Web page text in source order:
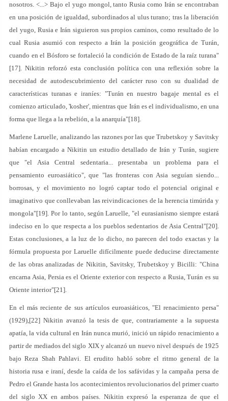
nosotros. <...> Bajo el yugo mongol, tanto Rusia como Irán se encontraban
en una posición de igualdad, subordinados al ulus turano; tras la liberación
del yugo, Rusia e Irán siguieron sus propios caminos, como resultado de lo
cual Rusia asumió con respecto a Irán la posición geográfica de Turán,
cuando en el Bósforo se fortaleció la condición de Estado de la raíz turana"
[17]. Nikitin reforzó esta conclusión política con una reflexión sobre la
necesidad de autodescubrimiento del carácter ruso con su dualidad de
características turanas e iraníes: "Turán en nuestro bagaje mental es el
comienzo articulado, 'kosher', mientras que Irán es el individualismo, en una
forma que llega a la rebelión, a la anarquía"[18].
Marlene Laruelle, analizando las razones por las que Trubetskoy y Savitsky
habían encargado a Nikitin un estudio detallado de Irán y Turán, sugiere
que "el Asia Central sedentaria... presentaba un problema para el
pensamiento euroasiático", que "las fronteras con Asia seguían siendo...
borrosas, y el movimiento no logró captar todo el potencial original e
imaginativo que conllevaban las reivindicaciones de la herencia timúrida y
mongola"[19]. Por lo tanto, según Laruelle, "el eurasianismo siempre estará
indeciso en lo que respecta a los pueblos sedentarios de Asia Central"[20].
Estas conclusiones, a la luz de lo dicho, no parecen del todo exactas y la
fórmula propuesta por Laruelle difícilmente puede deducirse directamente
de las obras analizadas de Nikitin, Savitsky, Trubetskoy y Bicilli: "China
encarna Asia, Persia es el Oriente exterior con respecto a Rusia, Turán es su
Oriente interior"[21].
En el más reciente de sus artículos euroasiáticos, "El renacimiento persa"
(1929),[22] Nikitin avanzó la tesis de que, contrariamente a la supuesta
apatía, la vida cultural en Irán nunca murió, inició un rápido renacimiento a
partir de mediados del siglo XIX y alcanzó un nuevo nivel después de 1925
bajo Reza Shah Pahlavi. El erudito habló sobre el ritmo general de la
historia rusa e iraní, desde la caída de los safávidas y la campaña persa de
Pedro el Grande hasta los acontecimientos revolucionarios del primer cuarto
del siglo XX en ambos países. Nikitin expresó la esperanza de que el